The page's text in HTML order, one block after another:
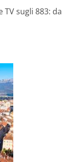
TV sugli 883: da